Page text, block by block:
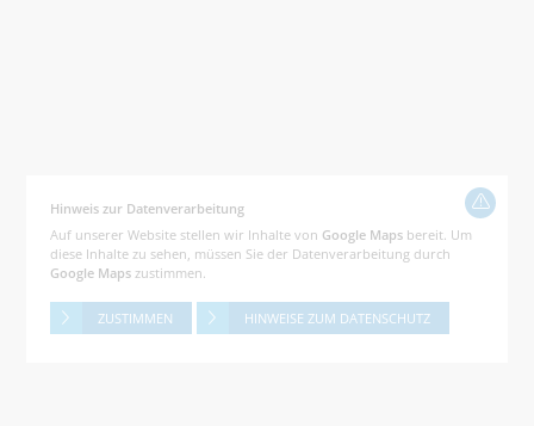
Hinweis zur Datenverarbeitung
Auf unserer Website stellen wir Inhalte von Google Maps bereit. Um
diese Inhalte zu sehen, müssen Sie der Datenverarbeitung durch
Google Maps zustimmen.
ZUSTIMMEN HINWEISE ZUM DATENSCHUTZ